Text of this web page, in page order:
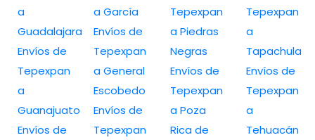
a
Guadalajara
Envíos de
Tepexpan
a
Guanajuato
Envíos de
a García
Envíos de
Tepexpan
a General
Escobedo
Envíos de
Tepexpan
Tepexpan
a Piedras
Negras
Envíos de
Tepexpan
a Poza
Rica de
Tepexpan
a
Tapachula
Envíos de
Tepexpan
a
Tehuacán